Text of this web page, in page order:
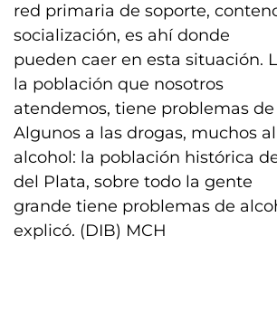
red primaria de soporte,
socialización, es ahí donde
pueden caer en esta situación.
la población que nosotros
atendemos, tiene problemas
Algunos a las drogas, muchos al
alcohol: la población histórica
del Plata, sobre todo la gente
grande tiene problemas de
explicó. (DIB) MCH